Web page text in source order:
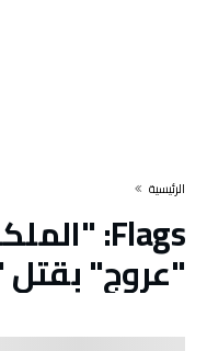
‫الرئيسية‬
Flags:
"عروج"